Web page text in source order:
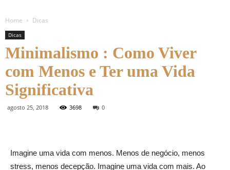
Home Dicas
Dicas
Minimalismo : Como Viver
com Menos e Ter uma Vida
Significativa
agosto 25, 2018 3698 0
Imagine uma vida com menos. Menos de negócio, menos
stress, menos decepção. Imagine uma vida com mais. Ao